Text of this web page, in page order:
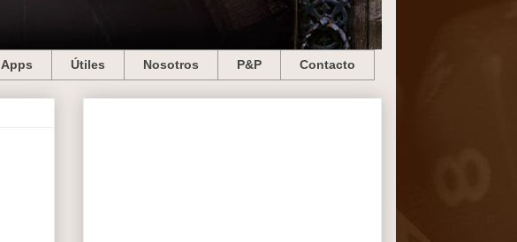
Apps Útiles Nosotros P&P Contacto